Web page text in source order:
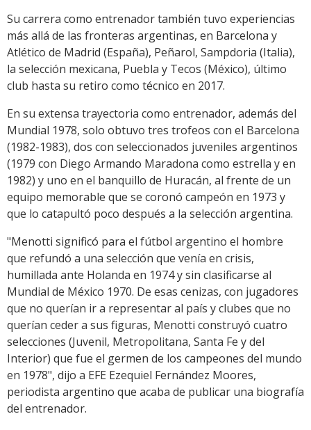
Su carrera como entrenador también tuvo experiencias
más allá de las fronteras argentinas, en Barcelona y
Atlético de Madrid (España), Peñarol, Sampdoria (Italia),
la selección mexicana, Puebla y Tecos (México), último
club hasta su retiro como técnico en 2017.
En su extensa trayectoria como entrenador, además del
Mundial 1978, solo obtuvo tres trofeos con el Barcelona
(1982-1983), dos con seleccionados juveniles argentinos
(1979 con Diego Armando Maradona como estrella y en
1982) y uno en el banquillo de Huracán, al frente de un
equipo memorable que se coronó campeón en 1973 y
que lo catapultó poco después a la selección argentina.
"Menotti significó para el fútbol argentino el hombre
que refundó a una selección que venía en crisis,
humillada ante Holanda en 1974 y sin clasificarse al
Mundial de México 1970. De esas cenizas, con jugadores
que no querían ir a representar al país y clubes que no
querían ceder a sus figuras, Menotti construyó cuatro
selecciones (Juvenil, Metropolitana, Santa Fe y del
Interior) que fue el germen de los campeones del mundo
en 1978", dijo a EFE Ezequiel Fernández Moores,
periodista argentino que acaba de publicar una biografía
del entrenador.